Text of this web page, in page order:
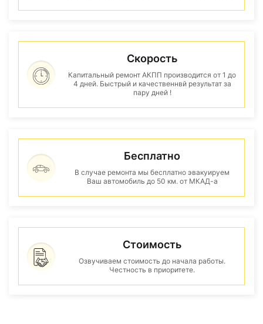
Скорость
Капитальный ремонт АКПП производится от 1 до
4 дней. Быстрый и качественнвй результат за
пару дней !
Бесплатно
В случае ремонта мы бесплатно эвакуируем
Ваш автомобиль до 50 км. от МКАД-а
Стоимость
Озвучиваем стоимость до начала работы.
Честность в приоритете.